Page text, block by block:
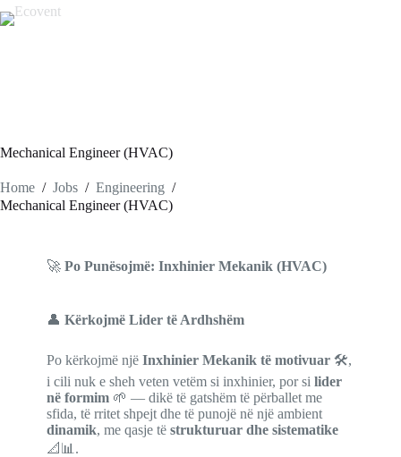
Mechanical Engineer (HVAC)
Home / Jobs / Engineering /
Mechanical Engineer (HVAC)
🚀 Po Punësojmë: Inxhinier Mekanik (HVAC)
👤 Kërkojmë Lider të Ardhshëm
Po kërkojmë një Inxhinier Mekanik të motivuar🛠️,
i cili nuk e sheh veten vetëm si inxhinier, por si lider
në formim🌱 — dikë të gatshëm të përballet me
sfida, të rritet shpejt dhe të punojë në një ambient
dinamik, me qasje të strukturuar dhe sistematike
📐📊.